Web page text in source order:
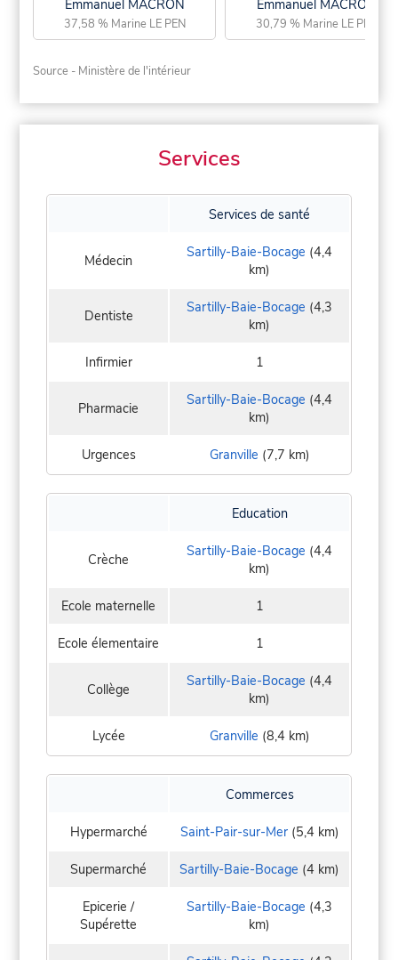
Emmanuel MACRON
37,58 % Marine LE PEN
Emmanuel MACRON
30,79 % Marine LE PEN
Source - Ministère de l'intérieur
Services
Services de santé
Médecin Sartilly-Baie-Bocage (4,4
km)
Dentiste Sartilly-Baie-Bocage (4,3
km)
Infirmier 1
Pharmacie Sartilly-Baie-Bocage (4,4
km)
Urgences Granville (7,7 km)
Education
Crèche Sartilly-Baie-Bocage (4,4
km)
Ecole maternelle 1
Ecole élementaire 1
Collège Sartilly-Baie-Bocage (4,4
km)
Lycée Granville (8,4 km)
Commerces
Hypermarché Saint-Pair-sur-Mer(5,4 km)
Supermarché Sartilly-Baie-Bocage (4 km)
Epicerie /
Supérette
Sartilly-Baie-Bocage (4,3
km)